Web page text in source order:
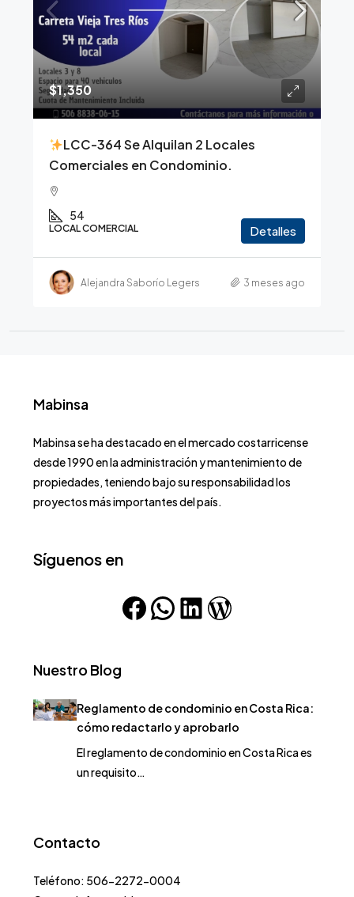
$1,350
LCC-364 Se Alquilan 2 Locales
Comerciales en Condominio.
54
LOCAL COMERCIAL Detalles
Alejandra Saborío Legers 3 meses ago
Mabinsa
Mabinsa se ha destacado en el mercado costarricense
desde 1990 en la administración y mantenimiento de
propiedades, teniendo bajo su responsabilidad los
proyectos más importantes del país.
Síguenos en
Nuestro Blog
Reglamento de condominio en Costa Rica:
cómo redactarlo y aprobarlo
El reglamento de condominio en Costa Rica es
un requisito…
Contacto
Teléfono: 506-2272-0004